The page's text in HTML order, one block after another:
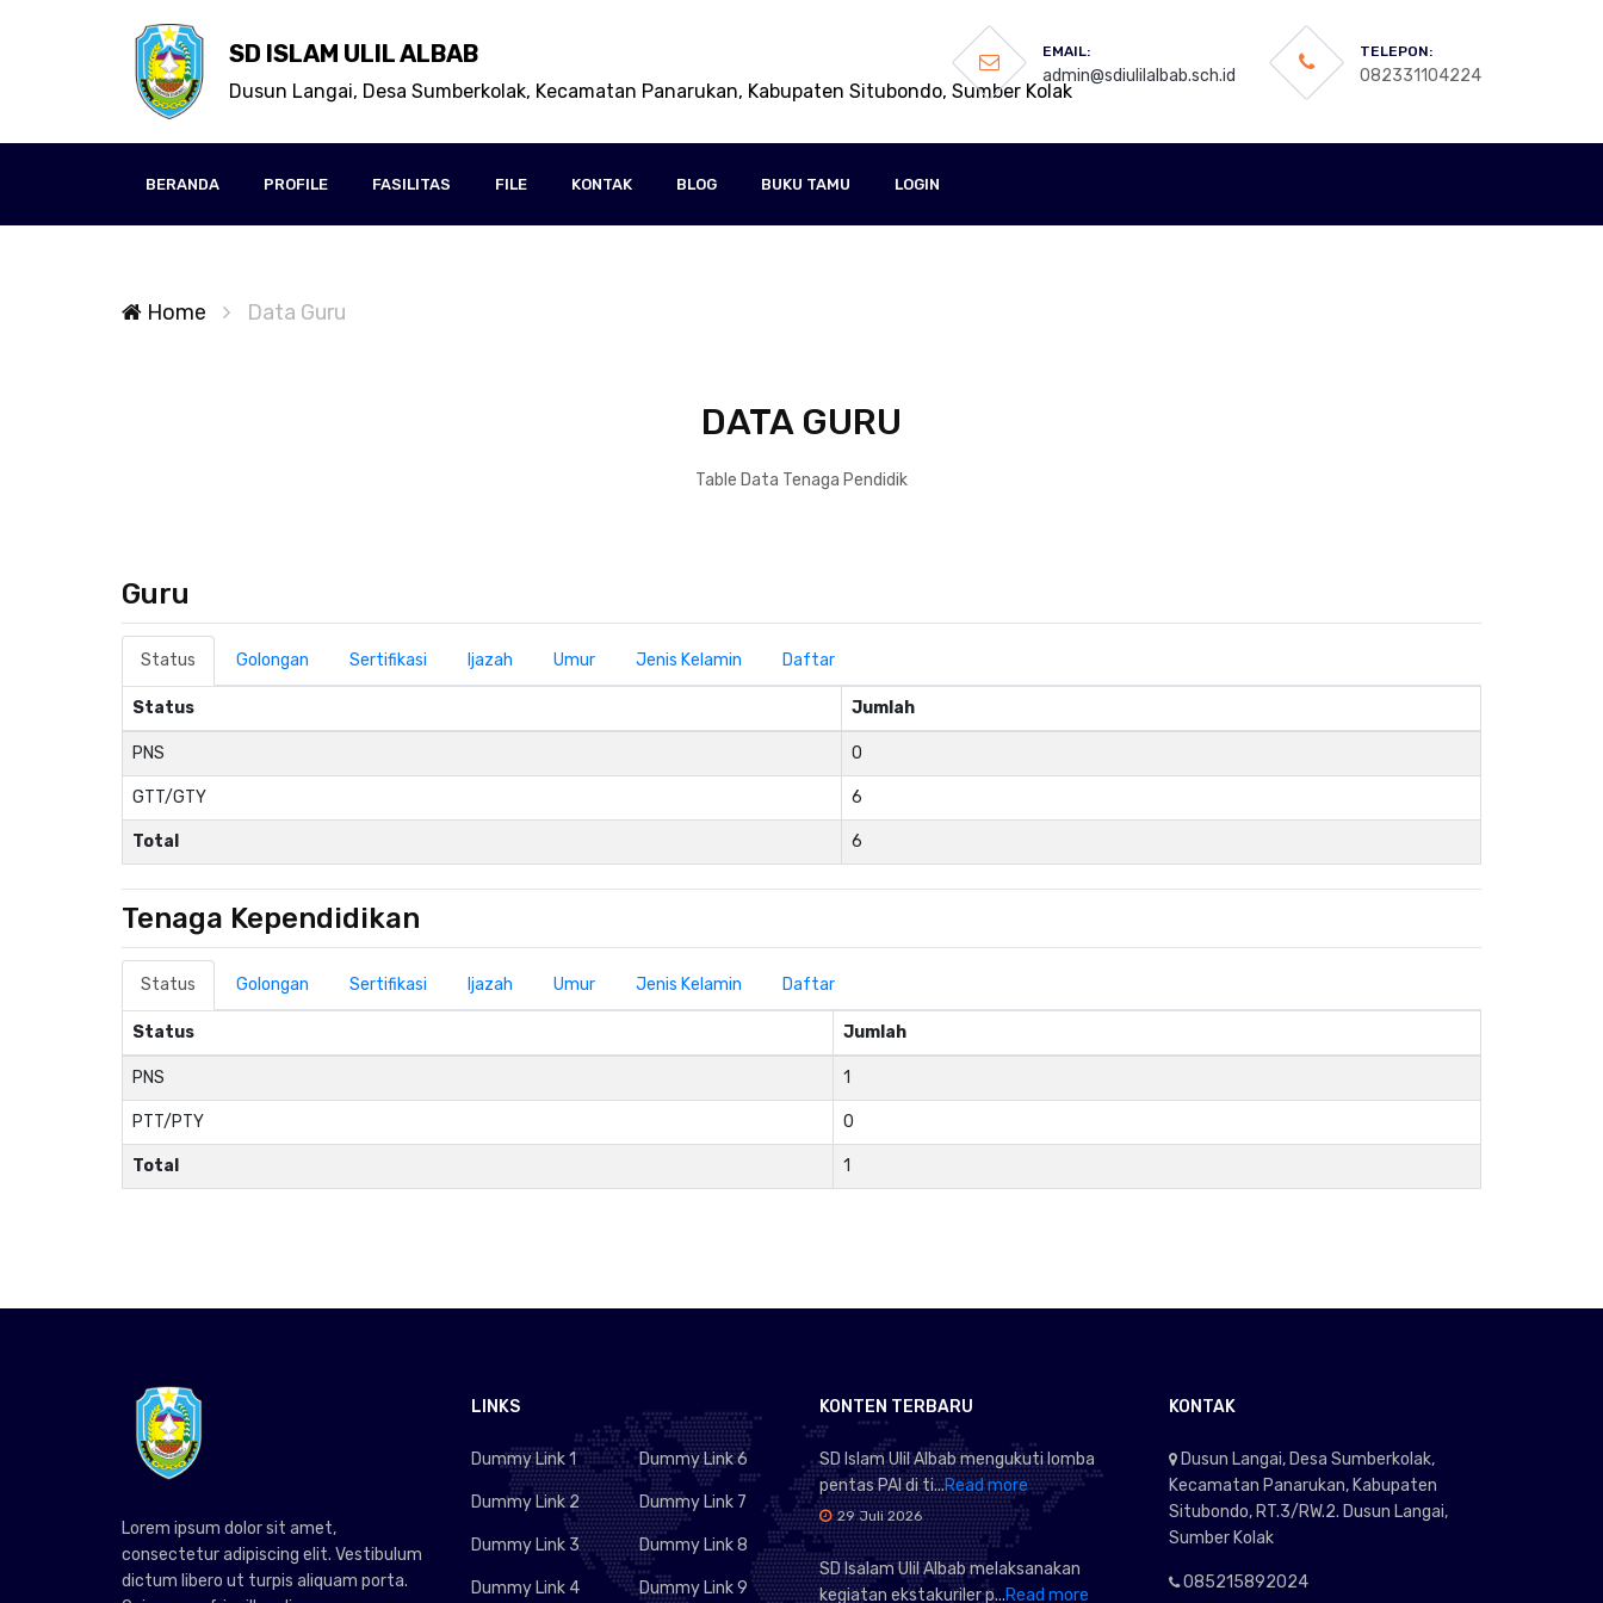
SD ISLAM ULIL ALBAB
Dusun Langai, Desa Sumberkolak, Kecamatan Panarukan, Kabupaten Situbondo, Sumber Kolak
EMAIL:
admin@sdiulilalbab.sch.id
TELEPON:
082331104224
BERANDA PROFILE FASILITAS FILE KONTAK BLOG BUKU TAMU LOGIN
Home Data Guru
DATA GURU
Table Data Tenaga Pendidik
Guru
Status Golongan Sertifikasi Ijazah Umur Jenis Kelamin Daftar
Status Jumlah
PNS 0
GTT/GTY 6
Total 6
Tenaga Kependidikan
Status Golongan Sertifikasi Ijazah Umur Jenis Kelamin Daftar
Status Jumlah
PNS 1
PTT/PTY 0
Total 1
Lorem ipsum dolor sit amet,
consectetur adipiscing elit. Vestibulum
dictum libero ut turpis aliquam porta.
LINKS
Dummy Link 1
Dummy Link 2
Dummy Link 3
Dummy Link 4
Dummy Link 6
Dummy Link 7
Dummy Link 8
Dummy Link 9
KONTEN TERBARU
SD Islam Ulil Albab mengukuti lomba
pentas PAI di ti...Read more
29 Juli 2026
SD Isalam Ulil Albab melaksanakan
kegiatan ekstakuriler p...Read more
KONTAK
Dusun Langai, Desa Sumberkolak,
Kecamatan Panarukan, Kabupaten
Situbondo, RT.3/RW.2. Dusun Langai,
Sumber Kolak
085215892024